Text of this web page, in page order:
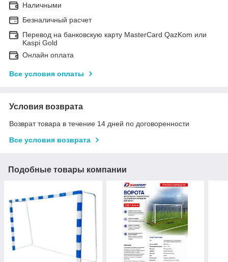
Наличными
Безналичный расчет
Перевод на банковскую карту MasterCard QazKom или
Kaspi Gold
Онлайн оплата
Все условия оплаты
Условия возврата
Возврат товара в течение 14 дней по договоренности
Все условия возврата
Подобные товары компании